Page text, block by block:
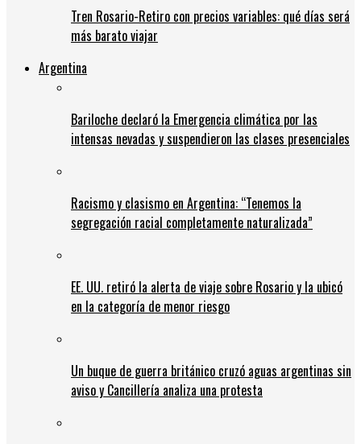
Tren Rosario-Retiro con precios variables: qué días será
más barato viajar
Argentina
Bariloche declaró la Emergencia climática por las
intensas nevadas y suspendieron las clases presenciales
Racismo y clasismo en Argentina: “Tenemos la
segregación racial completamente naturalizada”
EE. UU. retiró la alerta de viaje sobre Rosario y la ubicó
en la categoría de menor riesgo
Un buque de guerra británico cruzó aguas argentinas sin
aviso y Cancillería analiza una protesta